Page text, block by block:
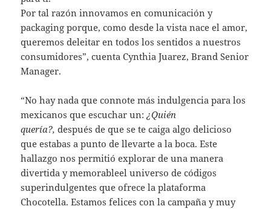
Por tal razón innovamos en comunicación y
packaging porque, como desde la vista nace el amor,
queremos deleitar en todos los sentidos a nuestros
consumidores”, cuenta Cynthia Juarez, Brand Senior
Manager.
“No hay nada que connote más indulgencia para los
mexicanos que escuchar un:¿Quién
quería?, después de que se te caiga algo delicioso
que estabas a punto de llevarte a la boca. Este
hallazgo nos permitió explorar de una manera
divertida y memorableel universo de códigos
superindulgentes que ofrece la plataforma
Chocotella. Estamos felices con la campaña y muy